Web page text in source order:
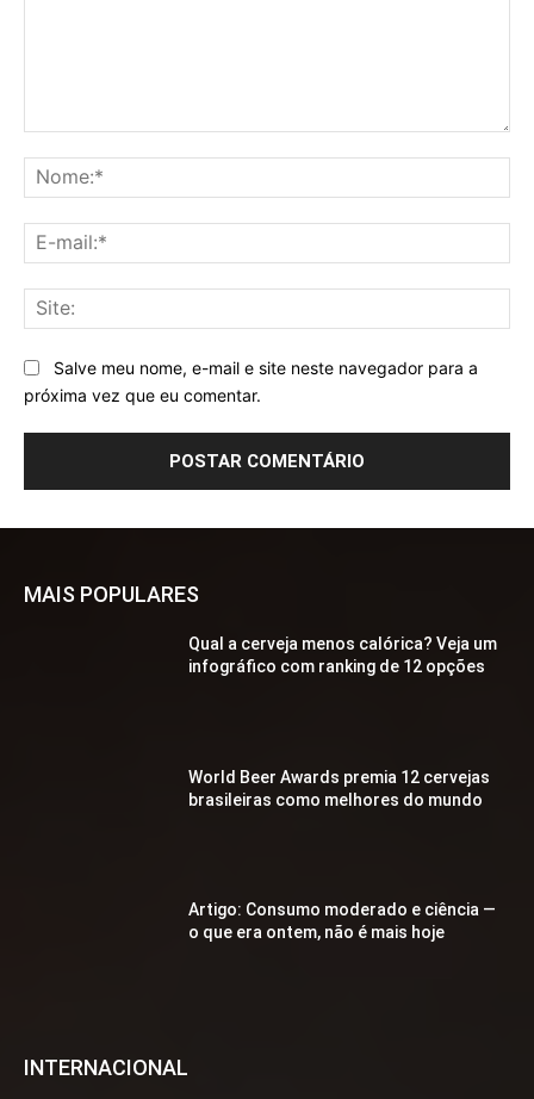
Salve meu nome, e-mail e site neste navegador para a
próxima vez que eu comentar.
MAIS POPULARES
Qual a cerveja menos calórica? Veja um
infográfico com ranking de 12 opções
World Beer Awards premia 12 cervejas
brasileiras como melhores do mundo
Artigo: Consumo moderado e ciência —
o que era ontem, não é mais hoje
INTERNACIONAL